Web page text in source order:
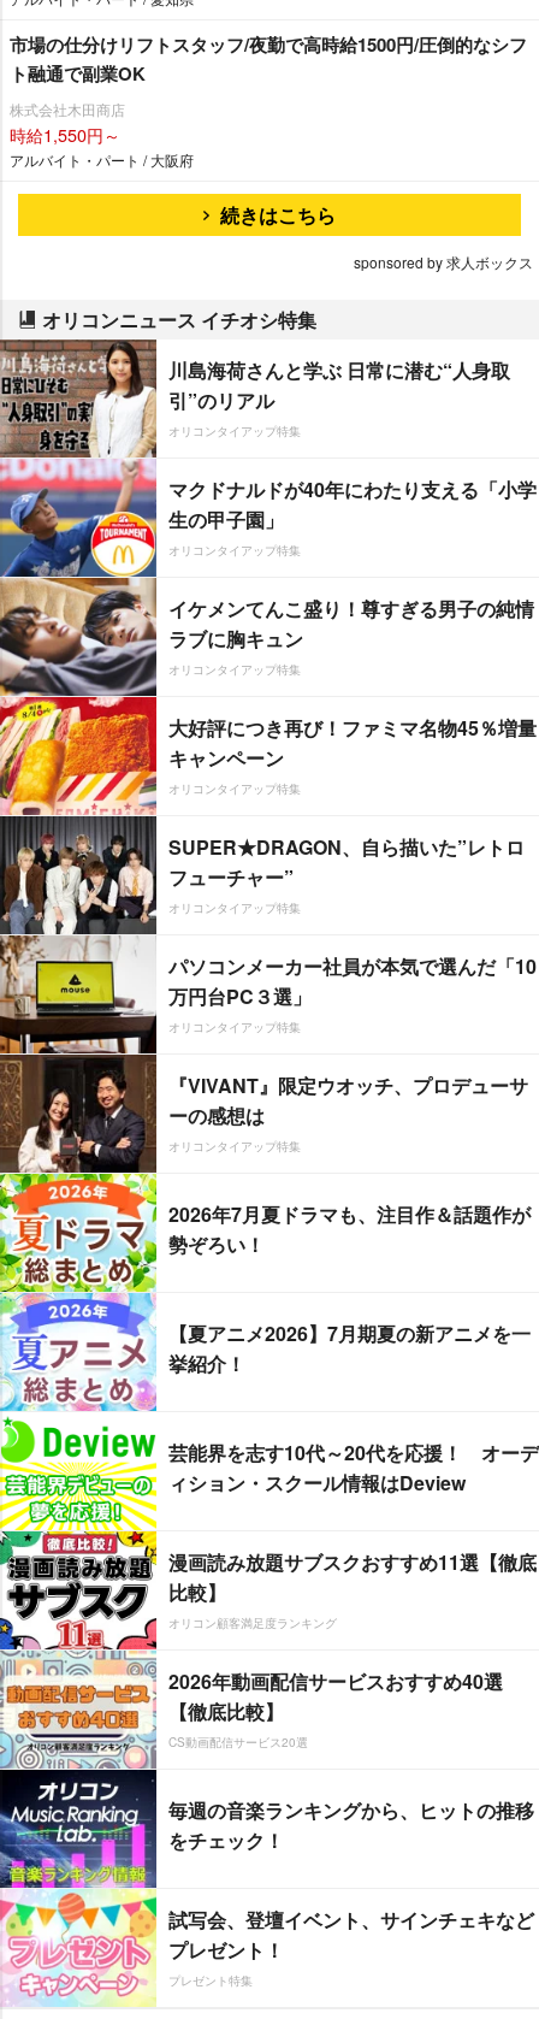
市場の仕分けリフトスタッフ/夜勤で高時給1500円/圧倒的なシフ
ト融通で副業OK
株式会社木田商店
時給1,550円～
アルバイト・パート / 大阪府
続きはこちら
sponsored by 求人ボックス
オリコンニュース イチオシ特集
川島海荷さんと学ぶ 日常に潜む“人身取
引”のリアル
オリコンタイアップ特集
マクドナルドが40年にわたり支える「小学
生の甲子園」
オリコンタイアップ特集
イケメンてんこ盛り！尊すぎる男子の純情
ラブに胸キュン
オリコンタイアップ特集
大好評につき再び！ファミマ名物45％増量
キャンペーン
オリコンタイアップ特集
SUPER★DRAGON、自ら描いた”レトロ
フューチャー”
オリコンタイアップ特集
パソコンメーカー社員が本気で選んだ「10
万円台PC３選」
オリコンタイアップ特集
『VIVANT』限定ウオッチ、プロデューサ
ーの感想は
オリコンタイアップ特集
2026年7月夏ドラマも、注目作＆話題作が
勢ぞろい！
【夏アニメ2026】7月期夏の新アニメを一
挙紹介！
芸能界を志す10代～20代を応援！ オーデ
ィション・スクール情報はDeview
漫画読み放題サブスクおすすめ11選【徹底
比較】
オリコン顧客満足度ランキング
2026年動画配信サービスおすすめ40選
【徹底比較】
CS動画配信サービス20選
毎週の音楽ランキングから、ヒットの推移
をチェック！
試写会、登壇イベント、サインチェキなど
プレゼント！
プレゼント特集